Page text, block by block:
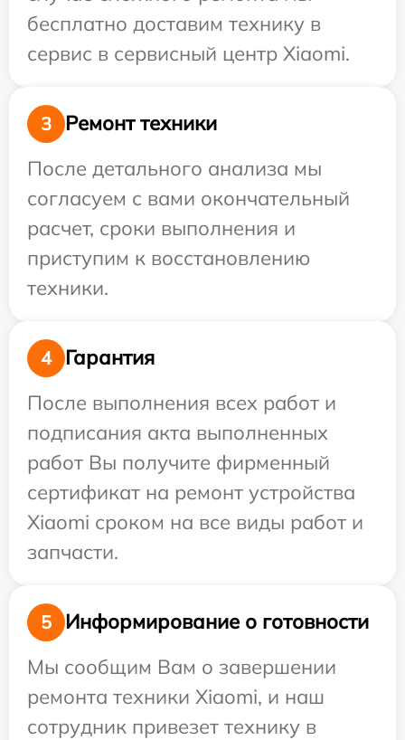
бесплатно доставим технику в
сервис в сервисный центр Xiaomi.
3
Ремонт техники
После детального анализа мы
согласуем с вами окончательный
расчет, сроки выполнения и
приступим к восстановлению
техники.
4
Гарантия
После выполнения всех работ и
подписания акта выполненных
работ Вы получите фирменный
сертификат на ремонт устройства
Xiaomi сроком на все виды работ и
запчасти.
5
Информирование о готовности
Мы сообщим Вам о завершении
ремонта техники Xiaomi, и наш
сотрудник привезет технику в